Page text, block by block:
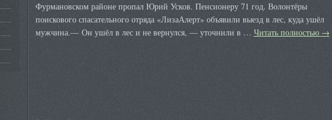
Фурмановском районе пропал Юрий Усков. Пенсионеру 71 год. Волонтёры
поискового спасательного отряда «ЛизаАлерт» объявили выезд в лес, куда ушёл
мужчина.— Он ушёл в лес и не вернулся, — уточнили в … Читать полностью →